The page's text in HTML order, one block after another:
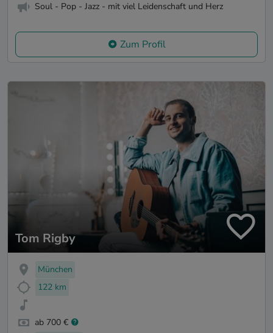
Soul - Pop - Jazz - mit viel Leidenschaft und Herz
Zum Profil
Tom Rigby
München
122 km
ab 700 €